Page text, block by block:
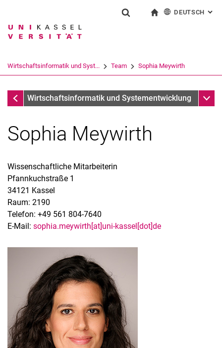
Springe direkt zu: Inhalt
Springe direkt zu: Suche
Springe direkt zu:
Suchbegriff
Suchen (öffnet externen Link in einem
DEUTSCH :
Wirtschaftsinformatik und Syst... Team Sophia Meywirth
TeamWirtschaftsinformatik und Systementwicklung
Prof. Dr. Matthias Söllner
Sekretariat
Florian Weber
Martin Hänel
Amit Singh Chandel
Sarah Götz
Externe
Studentische Hilfskräfte
Hall of Fame
Sophia Meywirth
Wissenschaftliche Mitarbeiterin
Pfannkuchstraße 1
34121 Kassel
Raum: 2190
Telefon: +49 561 804-7640
E-Mail: sophia.meywirth[at]uni-kassel[dot]de